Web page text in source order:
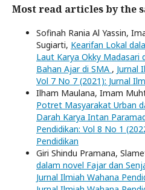
Most read articles by the
Sofinah Rania Al Yassin,
Sugiarti, Kearifan Lokal
Laut Karya Okky Madasari
Bahan Ajar di SMA , Jurnal
Vol 7 No 7 (2021): Jurnal
Ilham Maulana, Imam
Potret Masyarakat Urban
Darah Karya Intan
Pendidikan: Vol 8 No 1
Pendidikan
Giri Shindu Pramana,
dalam novel Fajar dan
Jurnal Ilmiah Wahana